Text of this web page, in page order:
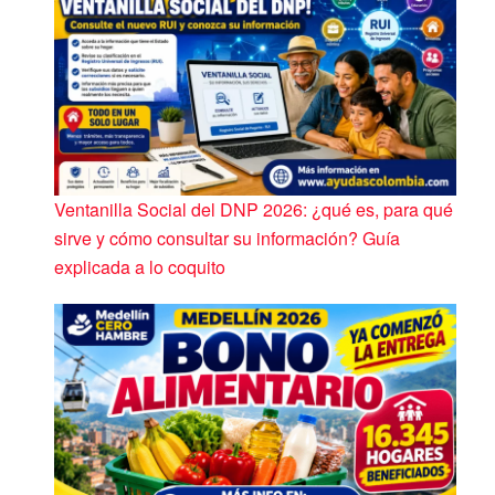
Ventanilla Social del DNP 2026: ¿qué es, para qué
sirve y cómo consultar su información? Guía
explicada a lo coquito